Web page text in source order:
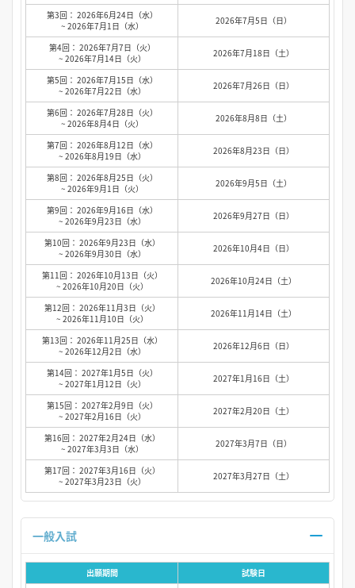
第3回： 2026年6月24日（水）
~ 2026年7月1日（水）
2026年7月5日（日）
第4回： 2026年7月7日（火）
~ 2026年7月14日（火）
2026年7月18日（土）
第5回： 2026年7月15日（水）
~ 2026年7月22日（水）
2026年7月26日（日）
第6回： 2026年7月28日（火）
~ 2026年8月4日（火）
2026年8月8日（土）
第7回： 2026年8月12日（水）
~ 2026年8月19日（水）
2026年8月23日（日）
第8回： 2026年8月25日（火）
~ 2026年9月1日（火）
2026年9月5日（土）
第9回： 2026年9月16日（水）
~ 2026年9月23日（水）
2026年9月27日（日）
第10回： 2026年9月23日（水）
~ 2026年9月30日（水）
2026年10月4日（日）
第11回： 2026年10月13日（火）
~ 2026年10月20日（火）
2026年10月24日（土）
第12回： 2026年11月3日（火）
~ 2026年11月10日（火）
2026年11月14日（土）
第13回： 2026年11月25日（水）
~ 2026年12月2日（水）
2026年12月6日（日）
第14回： 2027年1月5日（火）
~ 2027年1月12日（火）
2027年1月16日（土）
第15回： 2027年2月9日（火）
~ 2027年2月16日（火）
2027年2月20日（土）
第16回： 2027年2月24日（水）
~ 2027年3月3日（水）
2027年3月7日（日）
第17回： 2027年3月16日（火）
~ 2027年3月23日（火）
2027年3月27日（土）
出願期間
試験日